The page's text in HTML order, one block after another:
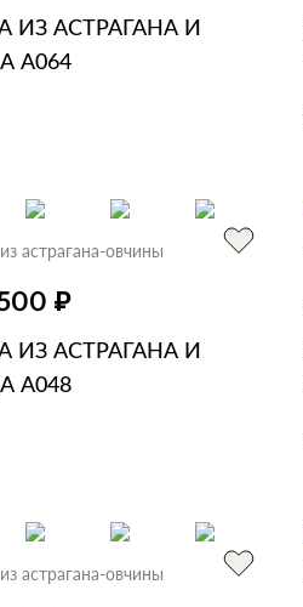
ИЗ АСТРАГАНА И
А064
астрагана-овчины
₽
ИЗ АСТРАГАНА И
А048
астрагана-овчины